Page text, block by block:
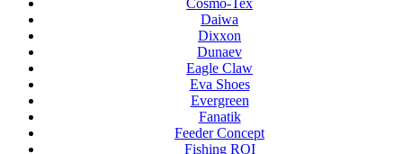
Cosmo-Tex
Daiwa
Dixxon
Dunaev
Eagle Claw
Eva Shoes
Evergreen
Fanatik
Feeder Concept
Fishing ROI